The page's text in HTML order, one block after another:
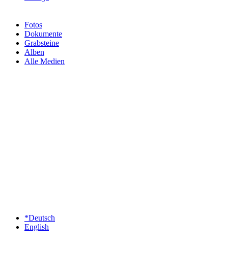
Fotos
Dokumente
Grabsteine
Alben
Alle Medien
*Deutsch
English